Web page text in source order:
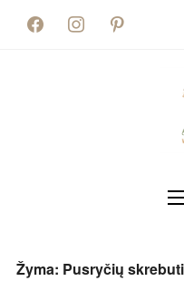
facebookinstagrampinterest
Žyma: Pusryčių